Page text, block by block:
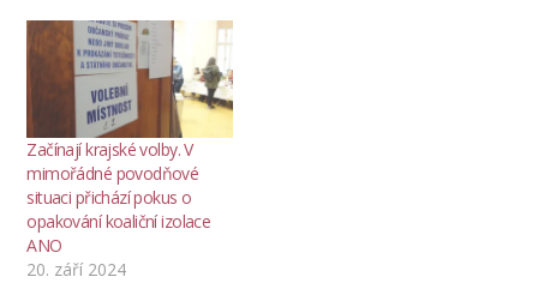
Začínají krajské volby. V
mimořádné povodňové
situaci přichází pokus o
opakování koaliční izolace
ANO
20. září 2024